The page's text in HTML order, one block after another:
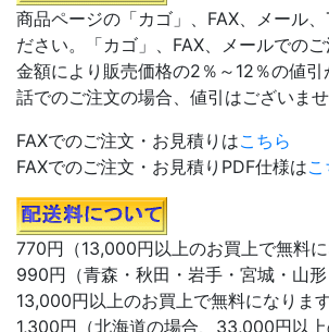
商品ページの「カゴ」、FAX、メール、
ださい。「カゴ」、FAX、メールでの
金額により販売価格の2％～12％の値
話でのご注文の場合、値引はございませ
FAXでのご注文・お見積りはこちら
FAXでのご注文・お見積りPDF仕様は
770円（13,000円以上のお買上で無料に
990円（青森・秋田・岩手・宮城・山形
13,000円以上のお買上で無料になります
1,300円（北海道の場合、33,000円以